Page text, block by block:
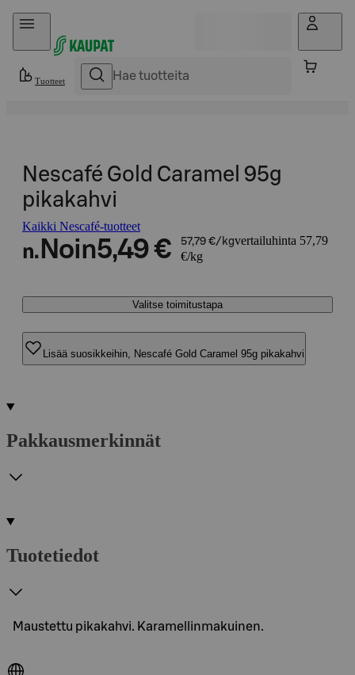
Hyppää sisältöön
Tuotteet
Nescafé Gold Caramel 95g
pikakahvi
Kaikki Nescafé-tuotteet
n. Noin5,49 € 57,79 €/kgvertailuhinta 57,79
€/kg
Valitse toimitustapa
Lisää suosikkeihin, Nescafé Gold Caramel 95g pikakahvi
Pakkausmerkinnät
Tuotetiedot
Maustettu pikakahvi. Karamellinmakuinen.